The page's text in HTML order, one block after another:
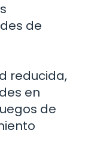
de
reducida,
en
de